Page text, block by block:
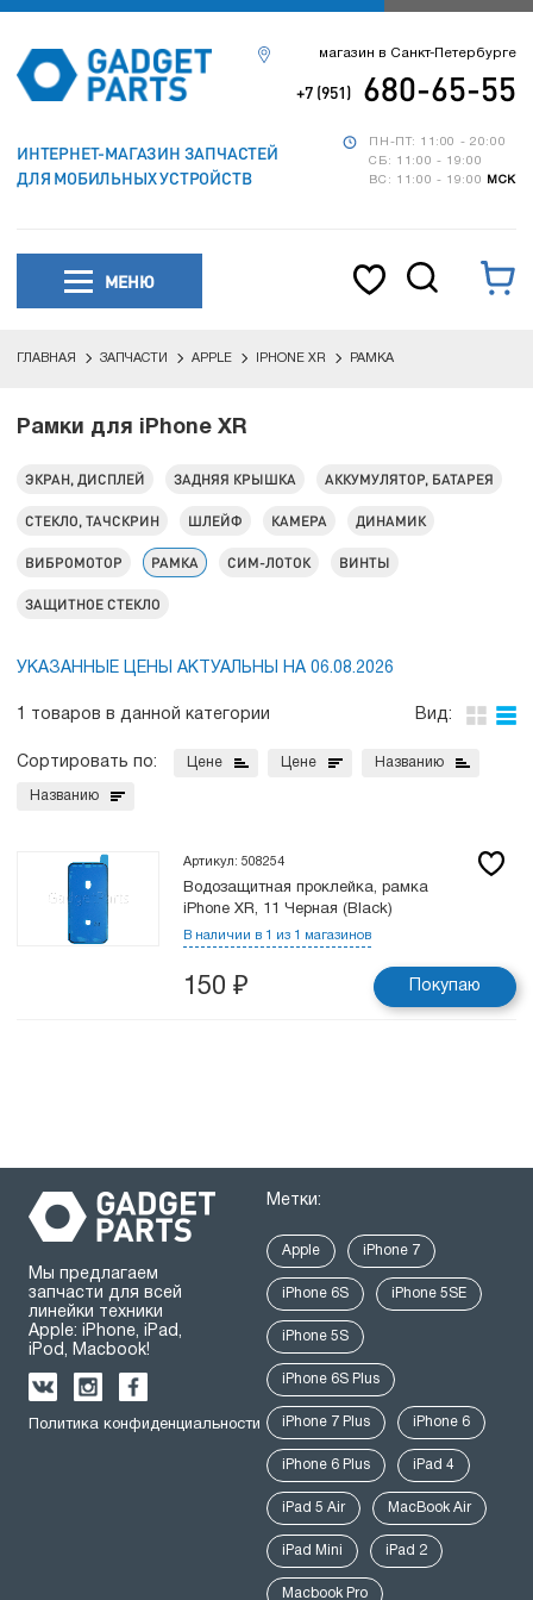
ИНТЕРНЕТ-МАГАЗИН ЗАПЧАСТЕЙ
ДЛЯ МОБИЛЬНЫХ УСТРОЙСТВ
ПН-ПТ: 11:00 - 20:00
СБ: 11:00 - 19:00
ВС: 11:00 - 19:00
МСК
магазин в Санкт-Петербурге
+7 (951) 680-65-55
МЕНЮ
ГЛАВНАЯ ЗАПЧАСТИ APPLE IPHONE XR РАМКА
Рамки для iPhone XR
ЭКРАН, ДИСПЛЕЙ ЗАДНЯЯ КРЫШКА АККУМУЛЯТОР, БАТАРЕЯ
СТЕКЛО, ТАЧСКРИН ШЛЕЙФ КАМЕРА ДИНАМИК
ВИБРОМОТОР РАМКА СИМ-ЛОТОК ВИНТЫ
ЗАЩИТНОЕ СТЕКЛО
УКАЗАННЫЕ ЦЕНЫ АКТУАЛЬНЫ НА 06.08.2026
1 товаров в данной категории Вид:
Сортировать по: Цене Цене Названию
Названию
Артикул: 508254
Водозащитная проклейка, рамка
iPhone XR, 11 Черная (Black)
В наличии в 1 из 1 магазинов
150 ₽ Покупаю
Мы предлагаем
запчасти для всей
линейки техники
Apple: iPhone, iPad,
iPod, Macbook!
Политика конфиденциальности
Метки:
Apple iPhone 7
iPhone 6S iPhone 5SE
iPhone 5S
iPhone 6S Plus
iPhone 7 Plus iPhone 6
iPhone 6 Plus iPad 4
iPad 5 Air MacBook Air
iPad Mini iPad 2
Macbook Pro